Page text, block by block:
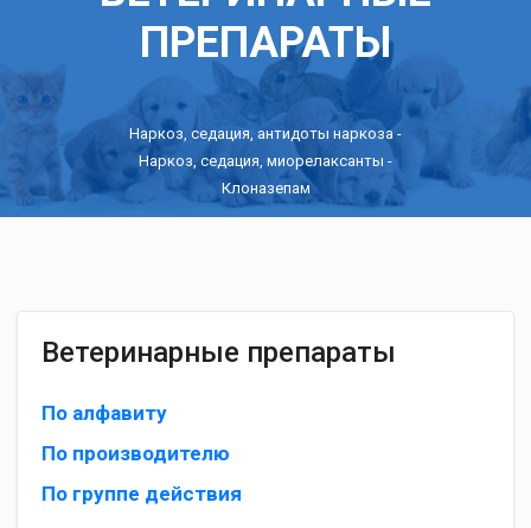
ПРЕПАРАТЫ
Наркоз, седация, антидоты наркоза -
Наркоз, седация, миорелаксанты -
Клоназепам
Ветеринарные препараты
По алфавиту
По производителю
По группе действия